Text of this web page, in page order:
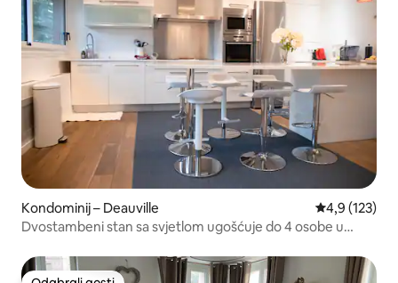
Kondominij – Deauville Prosječna
4,9 (123)
Dvostambeni stan sa svjetlom ugošćuje do 4 osobe u